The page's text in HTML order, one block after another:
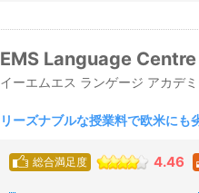
EMS Language Centre
イーエムエス ランゲージ アカデ
リーズナブルな授業料で欧米にも
総合満足度 4.46